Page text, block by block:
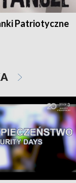
Patriotyczne